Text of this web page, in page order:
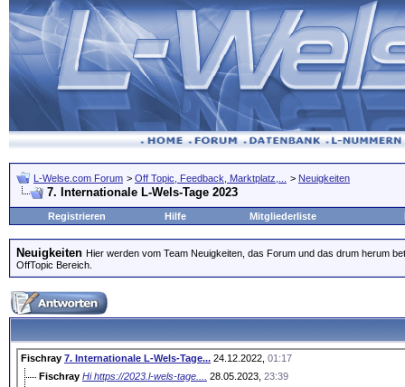
L-Welse.com Forum > Off Topic, Feedback, Marktplatz,... > Neuigkeiten
7. Internationale L-Wels-Tage 2023
Registrieren Hilfe Mitgliederliste
Neuigkeiten Hier werden vom Team Neuigkeiten, das Forum und das drum herum
OffTopic Bereich.
Fischray 7. Internationale L-Wels-Tage... 24.12.2022, 01:17
Fischray Hi https://2023.l-wels-tage.... 28.05.2023, 23:39